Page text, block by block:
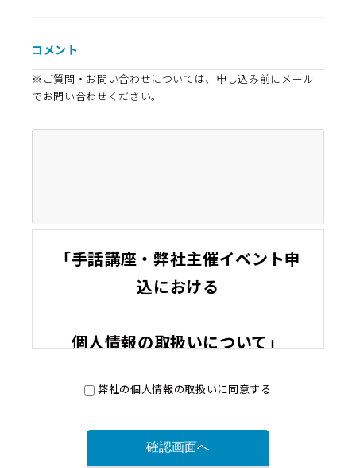
コメント
※ご質問・お問い合わせについては、申し込み前にメール
でお問い合わせください。
「手話講座・弊社主催イベント申
込における
個人情報の取扱いについて」
株株式会社BREXA Velta
・手話講座・弊社主催イベントのご案内のため
（３）個人情報の第三者提供について
弊社の個人情報の取扱いに同意する